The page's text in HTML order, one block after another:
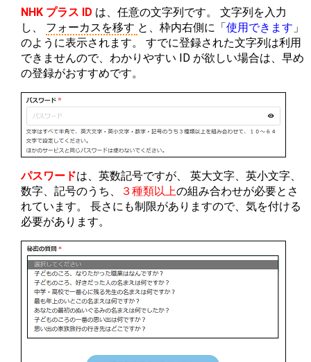
NHK プラス ID は、任意の文字列です。 文字列を入力
し、 フォーカスを移す と、枠内右側に「使用できます 」
のように表示されます。 すでに登録された文字列は利用
できませんので、わかりやすい ID が欲しい場合は、早め
の登録がおすすめです。
パスワードは、英数記号ですが、 英大文字、英小文字、
数字、記号のうち、
３種類以上の組み合わせが必要とさ
れています。 長さにも制限がありますので、気を付ける
必要があります。